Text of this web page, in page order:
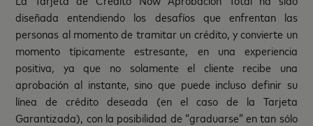
diseñada entendiendo los desafíos que enfrentan las
personas al momento de tramitar un crédito, y convierte un
momento típicamente estresante, en una experiencia
positiva, ya que no solamente el cliente recibe una
aprobación al instante, sino que puede incluso definir su
línea de crédito deseada (en el caso de la Tarjeta
Garantizada), con la posibilidad de “graduarse” en tan sólo